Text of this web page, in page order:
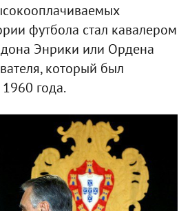
футбола стал кавалером
Энрики или Ордена
который был
года.